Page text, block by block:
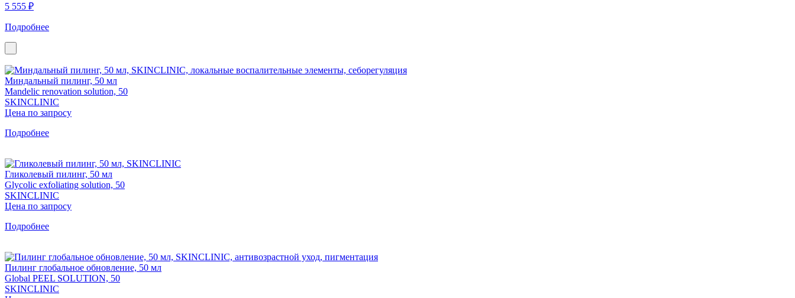
5 555 ₽
Подробнее
Миндальный пилинг, 50 мл
Mandelic renovation solution, 50
SKINCLINIC
Цена по запросу
Подробнее
Гликолевый пилинг, 50 мл
Glycolic exfoliating solution, 50
SKINCLINIC
Цена по запросу
Подробнее
Пилинг глобальное обновление, 50 мл
Global PEEL SOLUTION, 50
SKINCLINIC